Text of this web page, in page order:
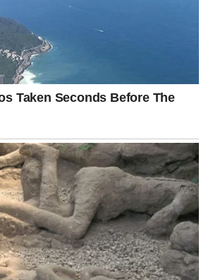
pozicije
nosi vaše ime
koji postaju profitabilni
kada se usudite da
povlačili – vreme je da izađete u prvi
daju zeleno svetlo.